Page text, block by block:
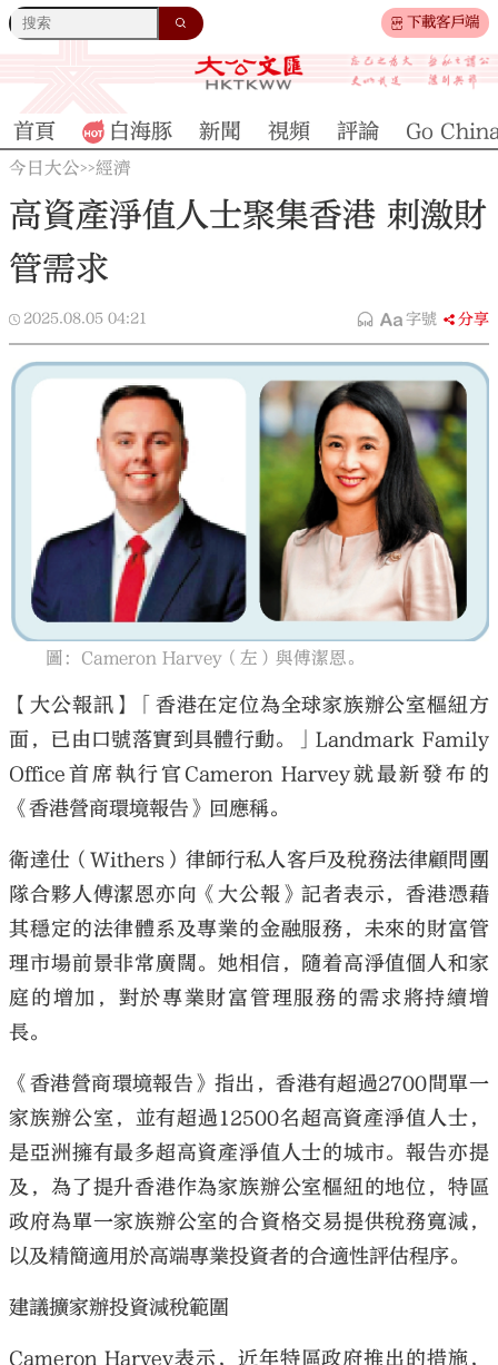
下載客戶端
大公文匯
首頁 白海豚 新聞 視頻 評論 Go
今日大公>>經濟
高資產淨值人士聚集香港 刺激財
管需求
2025.08.05 04:21 字號 分享
圖：Cameron Harvey（左）與傅潔恩。
【大公報訊】「香港在定位為全球家族辦公室樞紐方
面，已由口號落實到具體行動。」Landmark Family
Office首席執行官Cameron Harvey就最新發布的
《香港營商環境報告》回應稱。
衛達仕（Withers）律師行私人客戶及稅務法律顧問團
隊合夥人傅潔恩亦向《大公報》記者表示，香港憑藉
其穩定的法律體系及專業的金融服務，未來的財富管
理市場前景非常廣闊。她相信，隨着高淨值個人和家
庭的增加，對於專業財富管理服務的需求將持續增
長。
《香港營商環境報告》指出，香港有超過2700間單一
家族辦公室，並有超過12500名超高資產淨值人士，
是亞洲擁有最多超高資產淨值人士的城市。報告亦提
及，為了提升香港作為家族辦公室樞紐的地位，特區
政府為單一家族辦公室的合資格交易提供稅務寬減，
以及精簡適用於高端專業投資者的合適性評估程序。
建議擴家辦投資減稅範圍
Cameron Harvey表示，近年特區政府推出的措施，